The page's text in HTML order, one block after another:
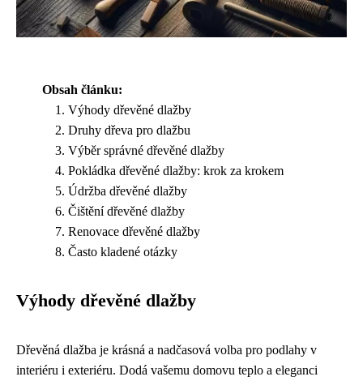
Obsah článku:
Výhody dřevěné dlažby
Druhy dřeva pro dlažbu
Výběr správné dřevěné dlažby
Pokládka dřevěné dlažby: krok za krokem
Údržba dřevěné dlažby
Čištění dřevěné dlažby
Renovace dřevěné dlažby
Často kladené otázky
Výhody dřevěné dlažby
Dřevěná dlažba je krásná a nadčasová volba pro podlahy v
interiéru i exteriéru. Dodá vašemu domovu teplo a eleganci